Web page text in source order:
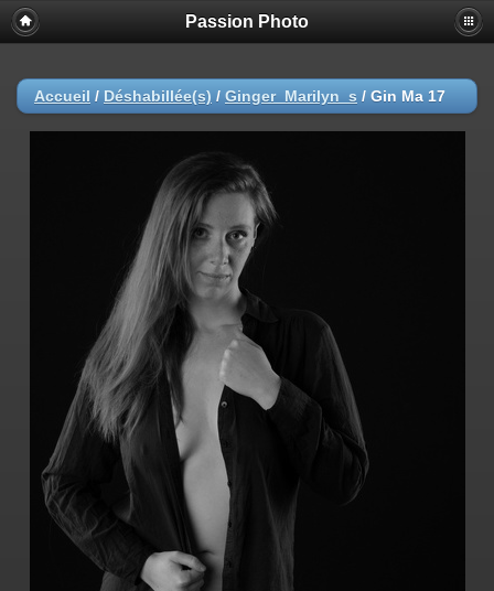
Passion Photo
Accueil / Déshabillée(s) / Ginger_Marilyn_s / Gin Ma 17